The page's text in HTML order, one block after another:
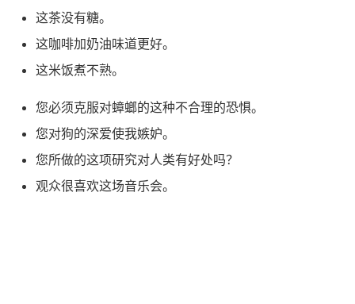
这茶没有糖。
这咖啡加奶油味道更好。
这米饭煮不熟。
您必须克服对蟑螂的这种不合理的恐惧。
您对狗的深爱使我嫉妒。
您所做的这项研究对人类有好处吗？
观众很喜欢这场音乐会。